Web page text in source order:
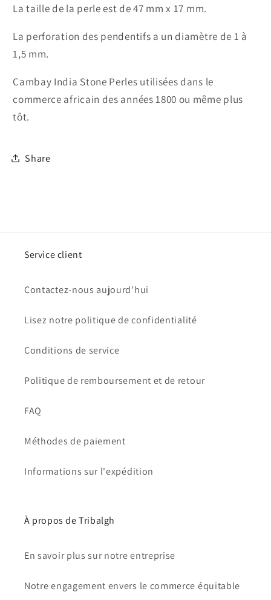
La taille de la perle est de 47 mm x 17 mm.
La perforation des pendentifs a un diamètre de 1 à
1,5 mm.
Cambay India Stone Perles utilisées dans le
commerce africain des années 1800 ou même plus
tôt.
Share
Service client
Contactez-nous aujourd'hui
Lisez notre politique de confidentialité
Conditions de service
Politique de remboursement et de retour
FAQ
Méthodes de paiement
Informations sur l'expédition
À propos de Tribalgh
En savoir plus sur notre entreprise
Notre engagement envers le commerce équitable